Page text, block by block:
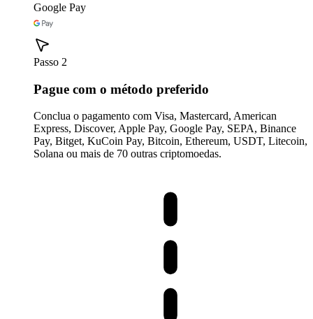
Google Pay
Passo 2
Pague com o método preferido
Conclua o pagamento com Visa, Mastercard, American
Express, Discover, Apple Pay, Google Pay, SEPA, Binance
Pay, Bitget, KuCoin Pay, Bitcoin, Ethereum, USDT, Litecoin,
Solana ou mais de 70 outras criptomoedas.